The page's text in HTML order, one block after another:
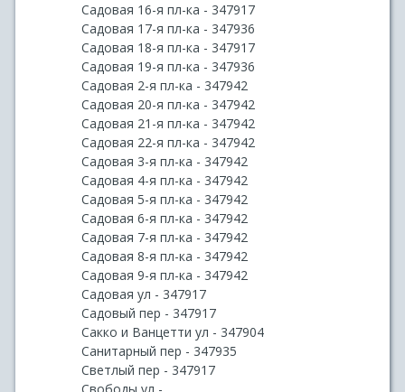
Садовая 16-я пл-ка - 347917
Садовая 17-я пл-ка - 347936
Садовая 18-я пл-ка - 347917
Садовая 19-я пл-ка - 347936
Садовая 2-я пл-ка - 347942
Садовая 20-я пл-ка - 347942
Садовая 21-я пл-ка - 347942
Садовая 22-я пл-ка - 347942
Садовая 3-я пл-ка - 347942
Садовая 4-я пл-ка - 347942
Садовая 5-я пл-ка - 347942
Садовая 6-я пл-ка - 347942
Садовая 7-я пл-ка - 347942
Садовая 8-я пл-ка - 347942
Садовая 9-я пл-ка - 347942
Садовая ул - 347917
Садовый пер - 347917
Сакко и Ванцетти ул - 347904
Санитарный пер - 347935
Светлый пер - 347917